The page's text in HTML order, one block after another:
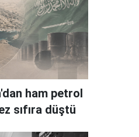
ham petrol
sıfıra düştü